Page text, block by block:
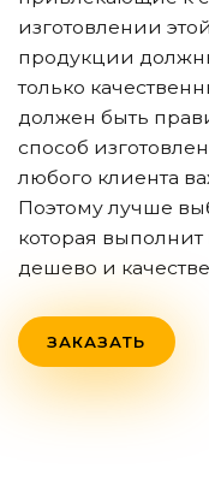
изготовлении
продукции
только
должен быть
способ
любого клиента
Поэтому лучше
которая выполнит
дешево и
ЗАКАЗАТЬ